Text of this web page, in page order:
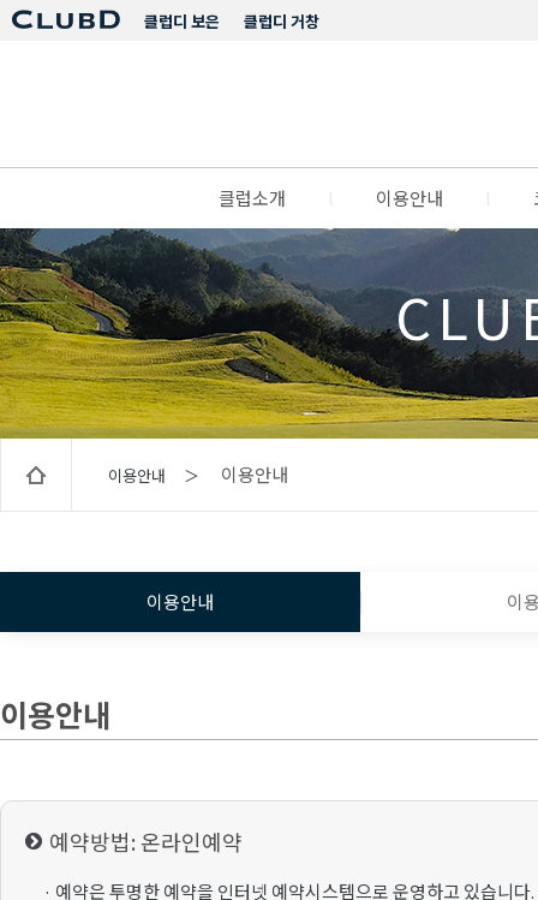
클럽디 거창
클럽디 보은
클럽소개 이용안내
이용안내 ＞ 이용안내
이용안내 이
이용안내
예약방법: 온라인예약
· 예약은 투명한 예약을 인터넷 예약시스템으로 운영하고 있습니다.